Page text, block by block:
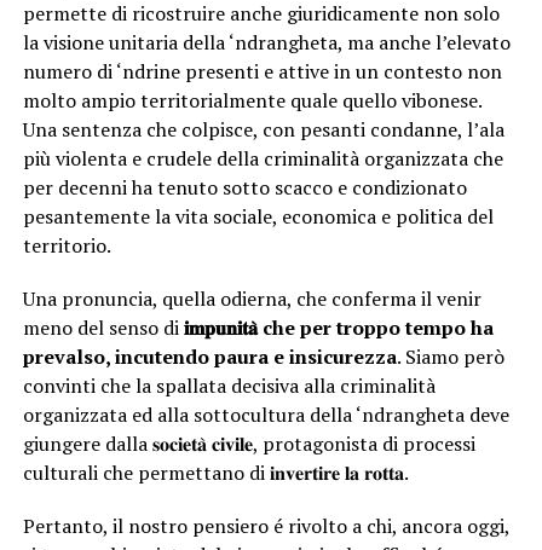
permette di ricostruire anche giuridicamente non solo
la visione unitaria della ‘ndrangheta, ma anche l’elevato
numero di ‘ndrine presenti e attive in un contesto non
molto ampio territorialmente quale quello vibonese.
Una sentenza che colpisce, con pesanti condanne, l’ala
più violenta e crudele della criminalità organizzata che
per decenni ha tenuto sotto scacco e condizionato
pesantemente la vita sociale, economica e politica del
territorio.
Una pronuncia, quella odierna, che conferma il venir
meno del senso di𝐢𝐦𝐩𝐮𝐧𝐢𝐭𝐚̀ che per troppo tempo ha
prevalso, incutendo paura e insicurezza. Siamo però
convinti che la spallata decisiva alla criminalità
organizzata ed alla sottocultura della ‘ndrangheta deve
giungere dalla 𝐬𝐨𝐜𝐢𝐞𝐭𝐚̀ 𝐜𝐢𝐯𝐢𝐥𝐞, protagonista di processi
culturali che permettano di 𝐢𝐧𝐯𝐞𝐫𝐭𝐢𝐫𝐞 𝐥𝐚 𝐫𝐨𝐭𝐭𝐚.
Pertanto, il nostro pensiero é rivolto a chi, ancora oggi,